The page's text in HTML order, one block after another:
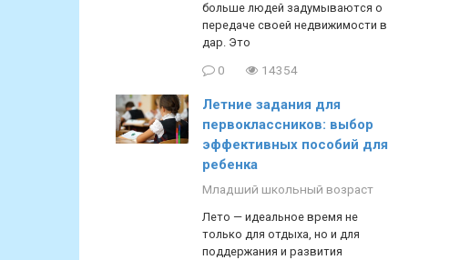
больше людей задумываются о
передаче своей недвижимости в
дар. Это
0 14354
Летние задания для
первоклассников: выбор
эффективных пособий для
ребенка
Младший школьный возраст
Лето — идеальное время не
только для отдыха, но и для
поддержания и развития